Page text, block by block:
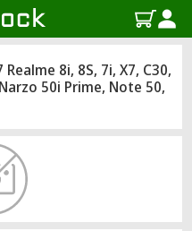
8i, 8S, 7i, X7, C30,
50i Prime, Note 50,